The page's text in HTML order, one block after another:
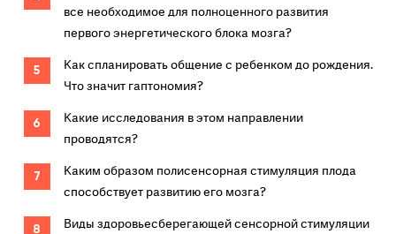
все необходимое для полноценного развития
первого энергетического блока мозга?
Как спланировать общение с ребенком до рождения.
Что значит гаптономия?
Какие исследования в этом направлении
проводятся?
Каким образом полисенсорная стимуляция плода
способствует развитию его мозга?
Виды здоровьесберегающей сенсорной стимуляции